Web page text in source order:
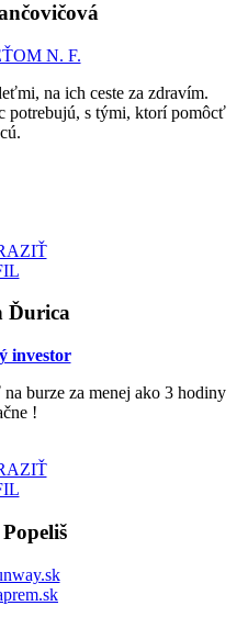
N. F.
na ich ceste za zdravím.
potrebujú, s tými, ktorí pomôcť
Ďurica
investor
burze za menej ako 3 hodiny
!